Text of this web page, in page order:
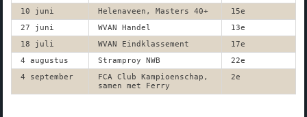
10 juni
Helenaveen, Masters 40+
15e
27 juni
WVAN Handel
13e
18 juli
WVAN Eindklassement
17e
4 augustus
Stramproy NWB
22e
4 september
FCA Club Kampioenschap,
samen met Ferry
2e